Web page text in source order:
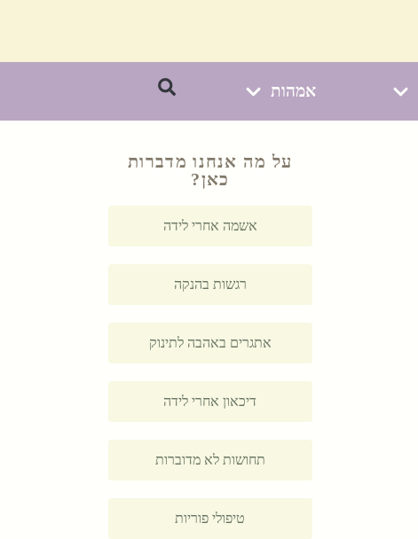
אמהות
על מה אנחנו מדברות
כאן?
אשמה אחרי לידה
רגשות בהנקה
אתגרים באהבה לתינוק
דיכאון אחרי לידה
תחושות לא מדוברות
טיפולי פוריות